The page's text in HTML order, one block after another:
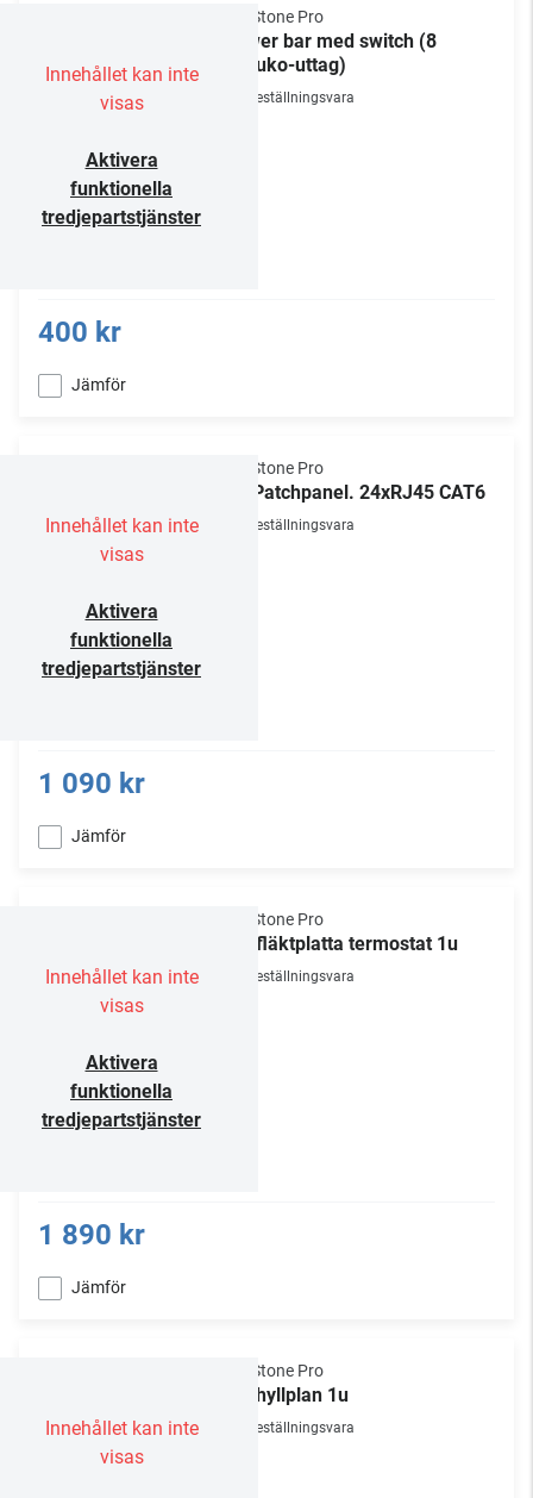
Innehållet kan inte
visas
Aktivera
funktionella
tredjepartstjänster
NorStone Pro
Power bar med switch (8
Schuko-uttag)
Beställningsvara
400 kr
Jämför
Innehållet kan inte
visas
Aktivera
funktionella
tredjepartstjänster
NorStone Pro
1U Patchpanel. 24xRJ45 CAT6
Beställningsvara
1 090 kr
Jämför
Innehållet kan inte
visas
Aktivera
funktionella
tredjepartstjänster
NorStone Pro
19" fläktplatta termostat 1u
Beställningsvara
1 890 kr
Jämför
Innehållet kan inte
visas
NorStone Pro
19" hyllplan 1u
Beställningsvara